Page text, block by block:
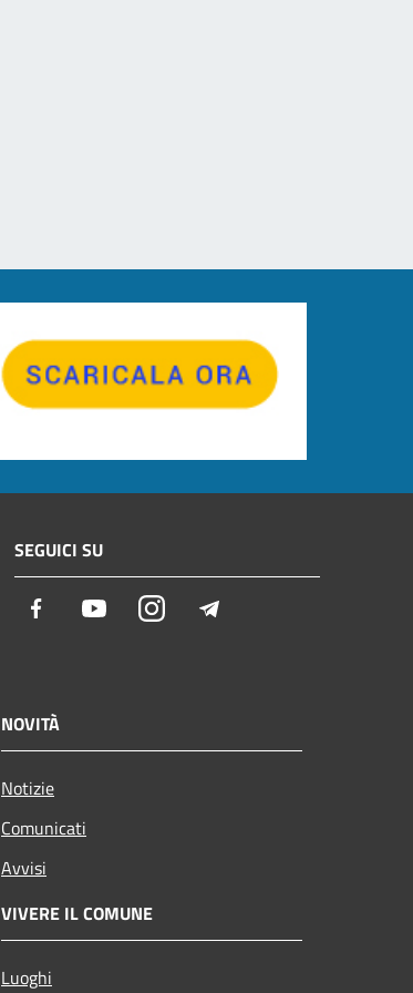
SEGUICI SU
Facebook YoutubeInstagram
NOVITÀ
Notizie
Comunicati
Avvisi
VIVERE IL COMUNE
Luoghi